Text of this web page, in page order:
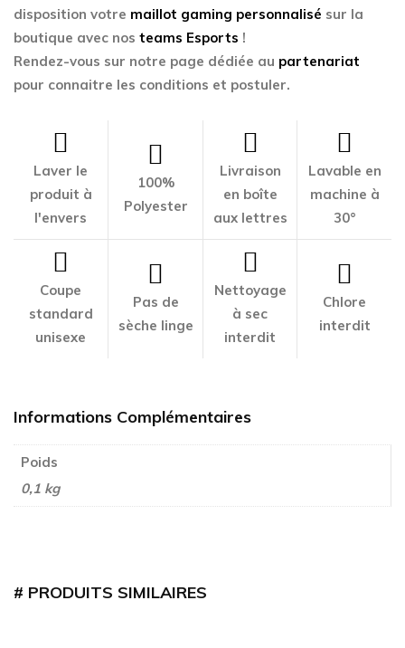
disposition votre maillot gaming personnalisé sur la
boutique avec nos teams Esports !
Rendez-vous sur notre page dédiée au partenariat
pour connaitre les conditions et postuler.
Laver le
produit à
l'envers
100%
Polyester
Livraison
en boîte
aux lettres
Lavable en
machine à
30°
Coupe
standard
unisexe
Pas de
sèche linge
Nettoyage
à sec
interdit
Chlore
interdit
Informations Complémentaires
Poids
0,1 kg
PRODUITS SIMILAIRES